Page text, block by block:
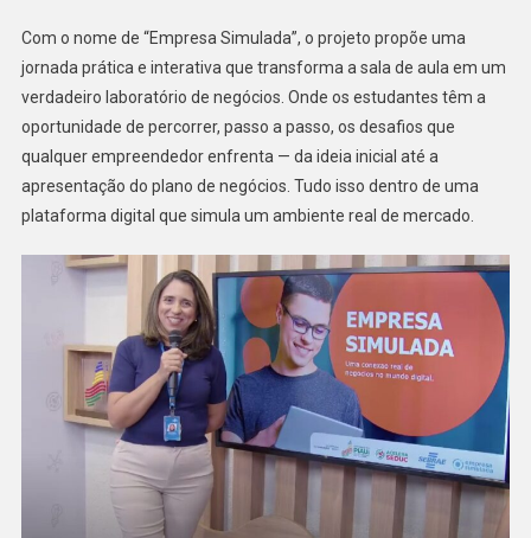
Com o nome de “Empresa Simulada”, o projeto propõe uma
jornada prática e interativa que transforma a sala de aula em um
verdadeiro laboratório de negócios. Onde os estudantes têm a
oportunidade de percorrer, passo a passo, os desafios que
qualquer empreendedor enfrenta — da ideia inicial até a
apresentação do plano de negócios. Tudo isso dentro de uma
plataforma digital que simula um ambiente real de mercado.